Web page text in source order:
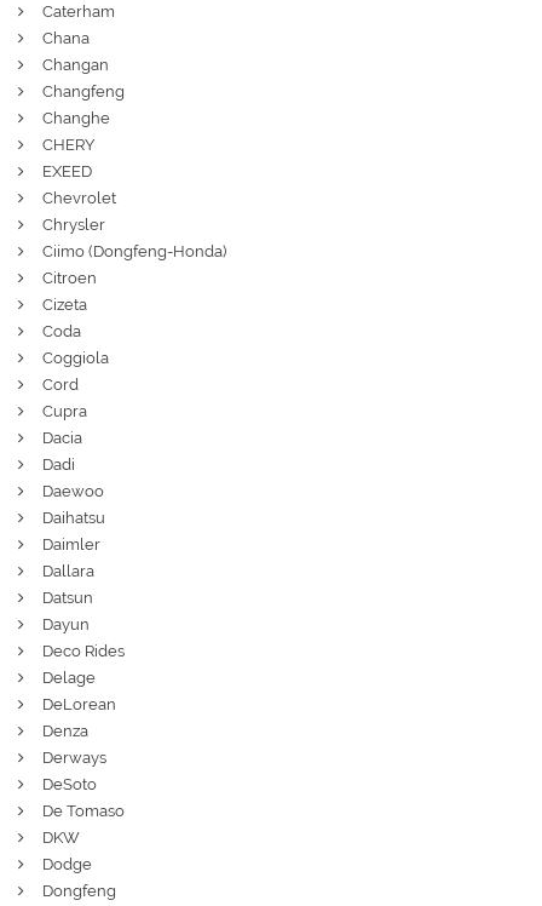
Caterham
Chana
Changan
Changfeng
Changhe
CHERY
EXEED
Chevrolet
Chrysler
Ciimo (Dongfeng-Honda)
Citroen
Cizeta
Coda
Coggiola
Cord
Cupra
Dacia
Dadi
Daewoo
Daihatsu
Daimler
Dallara
Datsun
Dayun
Deco Rides
Delage
DeLorean
Denza
Derways
DeSoto
De Tomaso
DKW
Dodge
Dongfeng